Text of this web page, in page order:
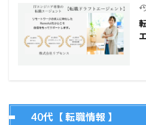
40代【 転職情報 】